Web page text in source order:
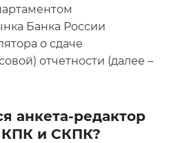
Банка России
о сдаче
отчетности (далее –
анкета-редактор
и СКПК?